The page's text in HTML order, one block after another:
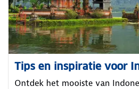
Tips en inspiratie voor
Ontdek het mooiste van